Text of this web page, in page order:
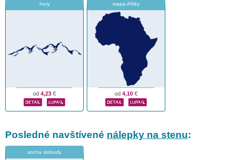
hory
od 4,23 €
mapa Afriky
od 4,10 €
Posledné navštívené nálepky na stenu:
socha slobody